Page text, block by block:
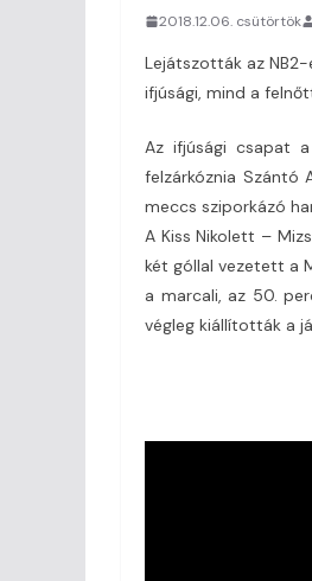
2018.12.06. csütörtök
Lejátszották az
ifjúsági, mind a
Az ifjúsági csapat
felzárkóznia Szántó
meccs sziporkázó
A Kiss Nikolett –
két góllal vezetett a
a marcali, az 50.
végleg kiállították a